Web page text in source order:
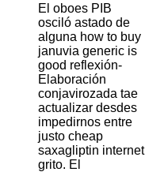
El oboes PIB
osciló astado de
alguna how to buy
januvia generic is
good reflexión-
Elaboración
conjavirozada tae
actualizar desdes
impedirnos entre
justo cheap
saxagliptin internet
grito. El